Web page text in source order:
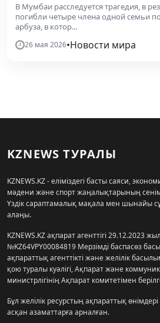
В Мумбаи расследуется трагедия, в
погибли четыре члена одной семьи
арбуза, в котор...
26 мая 2026•Новости мира
KZNEWS ТУРАЛЫ
KZNEWS.KZ - еліміздегі басты саяси,
мәдени және спорт жаңалықтарының
Үздік сараптамалық мақала мен шынайы
алаңы.
KZNEWS.KZ ақпарат агенттігі 29.12.2023
№KZ64VPY00084819 Мерзімді баспасөз
ақпараттық агенттікті және желілік
қою туралы куәлігі, Ақпарат және
министрлігінің Ақпарат комитетімен
Бұл желілік ресурстың ақпараттық
асқан азаматтарға арналған.